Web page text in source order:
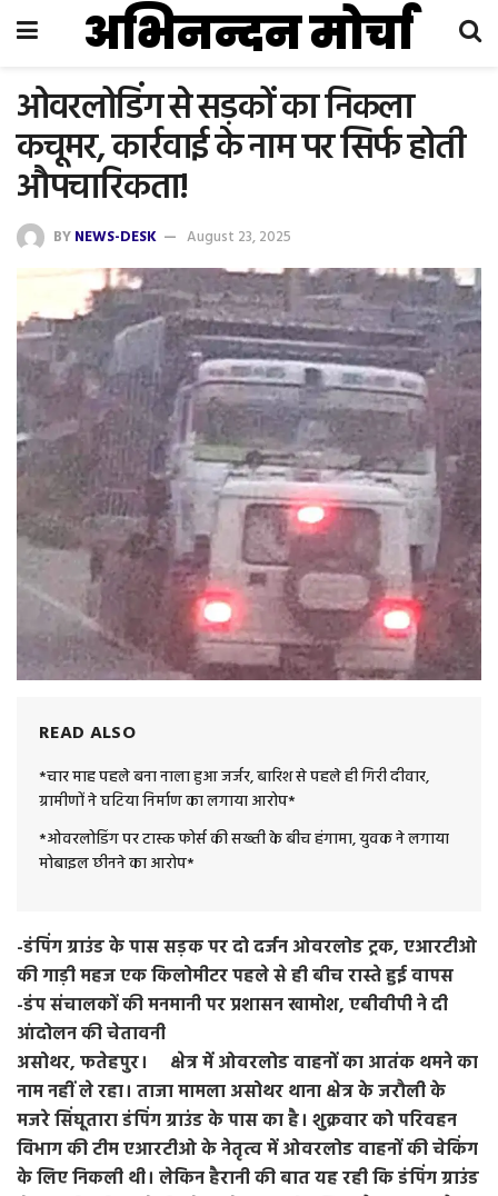
अभिनन्दन मोर्चा
ओवरलोडिंग से सड़कों का निकला
कचूमर, कार्रवाई के नाम पर सिर्फ होती
औपचारिकता!
BYNEWS-DESK August 23, 2025
READ ALSO
*चार माह पहले बना नाला हुआ जर्जर, बारिश से पहले ही गिरी दीवार,
ग्रामीणों ने घटिया निर्माण का लगाया आरोप*
*ओवरलोडिंग पर टास्क फोर्स की सख्ती के बीच हंगामा, युवक ने लगाया
मोबाइल छीनने का आरोप*
-डंपिंग ग्राउंड के पास सड़क पर दो दर्जन ओवरलोड ट्रक, एआरटीओ
की गाड़ी महज एक किलोमीटर पहले से ही बीच रास्ते हुई वापस
-डंप संचालकों की मनमानी पर प्रशासन खामोश, एबीवीपी ने दी
आंदोलन की चेतावनी
असोथर, फतेहपुर। क्षेत्र में ओवरलोड वाहनों का आतंक थमने का
नाम नहीं ले रहा। ताजा मामला असोथर थाना क्षेत्र के जरौली के
मजरे सिंघूतारा डंपिंग ग्राउंड के पास का है। शुक्रवार को परिवहन
विभाग की टीम एआरटीओ के नेतृत्व में ओवरलोड वाहनों की चेकिंग
के लिए निकली थी। लेकिन हैरानी की बात यह रही कि डंपिंग ग्राउंड